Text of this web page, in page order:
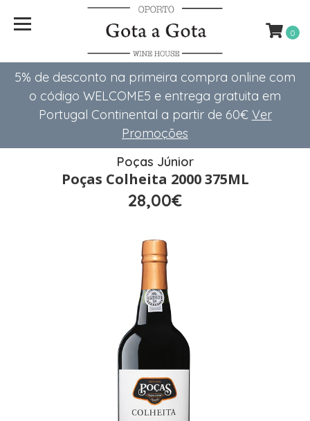
5% de desconto na primeira compra online com
o código WELCOME5 e entrega gratuita em
Portugal Continental a partir de 60€ Ver
Promoções
0
Poças Júnior
Poças Colheita 2000 375ML
28,00€